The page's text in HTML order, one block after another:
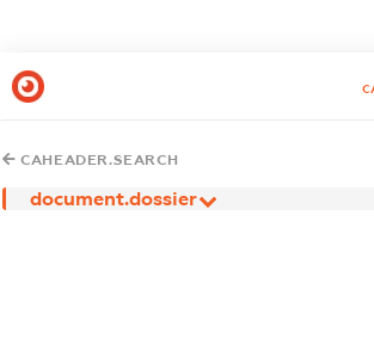
CAHEADER.SEARCH
document.dossier